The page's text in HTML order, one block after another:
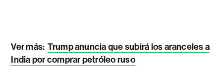
Ver más: Trump anuncia que subirá los aranceles a
India por comprar petróleo ruso